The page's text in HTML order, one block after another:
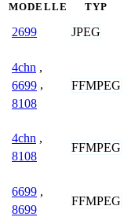
MODELLE TYP
2699 JPEG
4chn ,
6699 ,
8108
FFMPEG
4chn ,
8108
FFMPEG
6699 ,
8699
FFMPEG